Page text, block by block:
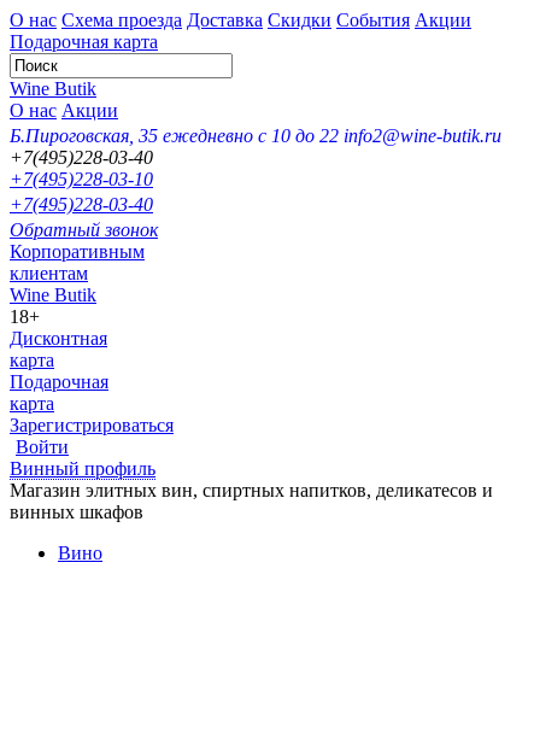
О нас Схема проезда Доставка Скидки События Акции
Подарочная карта
Wine Butik
О нас Акции
Б.Пироговская, 35 ежедневно с 10 до 22 info2@wine-butik.ru
+7(495)228-03-40
+7(495)228-03-10
+7(495)228-03-40
Обратный звонок
Корпоративным
клиентам
Wine Butik
18+
Дисконтная
карта
Подарочная
карта
Зарегистрироваться
Войти
Винный профиль
Магазин элитных вин, спиртных напитков, деликатесов и
винных шкафов
Вино